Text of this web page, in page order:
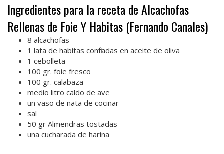
Ingredientes para la receta de Alcachofas
Rellenas de Foie Y Habitas (Fernando Canales)
8 alcachofas
1 lata de habitas confitadas en aceite de oliva
1 cebolleta
100 gr. foie fresco
100 gr. calabaza
medio litro caldo de ave
un vaso de nata de cocinar
sal
50 gr Almendras tostadas
una cucharada de harina